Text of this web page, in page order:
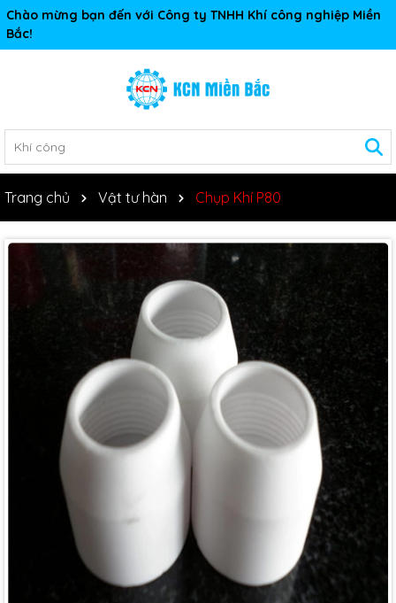
Chào mừng bạn đến với Công ty TNHH Khí công nghiệp Miền
Bắc!
Trang chủ Vật tư hàn Chụp Khí P80